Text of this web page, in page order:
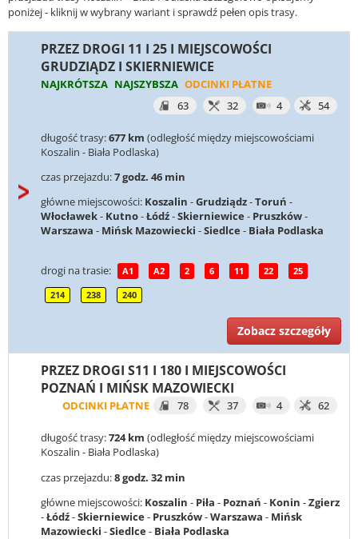
poniżej - kliknij w wybrany wariant i sprawdź pełen opis trasy.
PRZEZ DROGI 11 I 25 I MIEJSCOWOŚCI
GRUDZIĄDZ I SKIERNIEWICE
NAJKRÓTSZA NAJSZYBSZA ODCINKI PŁATNE
63
32 4 54
długość trasy:677 km (odległość między miejscowościami
Koszalin - Biała Podlaska)
czas przejazdu:7 godz. 46 min
główne miejscowości: Koszalin -Grudziądz-Toruń -
Włocławek- Kutno-Łódź-Skierniewice - Pruszków-
Warszawa - Mińsk Mazowiecki -Siedlce - Biała Podlaska
drogi na trasie: A1 A2 2 6 11 22 25
214 238 240
Zobacz szczegóły
PRZEZ DROGI S11 I 180 I MIEJSCOWOŚCI
POZNAŃ I MIŃSK MAZOWIECKI
ODCINKI PŁATNE 78 37 4 62
długość trasy:724 km (odległość między miejscowościami
Koszalin - Biała Podlaska)
czas przejazdu:8 godz. 32 min
główne miejscowości: Koszalin - Piła - Poznań - Konin -Zgierz
-Łódź-Skierniewice- Pruszków-Warszawa - Mińsk
Mazowiecki -Siedlce- Biała Podlaska